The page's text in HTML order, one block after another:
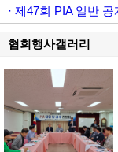
· 제47회 PIA 일반
협회행사갤러리